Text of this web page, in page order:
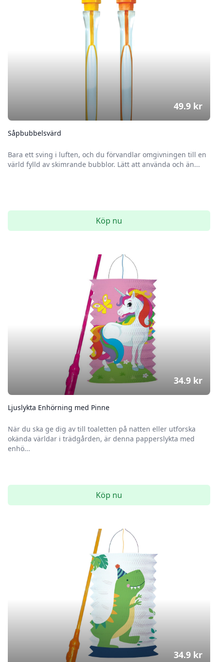
Såpbubbelsvärd
Bara ett sving i luften, och du förvandlar omgivningen till en
värld fylld av skimrande bubblor. Lätt att använda och än...
49.9 kr
Köp nu
Ljuslykta Enhörning med Pinne
När du ska ge dig av till toaletten på natten eller utforska
okända världar i trädgården, är denna papperslykta med
enhö...
34.9 kr
Köp nu
34.9 kr